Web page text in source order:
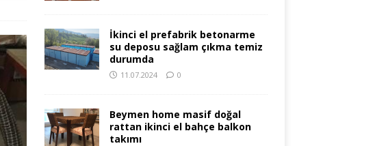
İkinci el prefabrik betonarme
su deposu sağlam çıkma temiz
durumda
11.07.2024 0
Beymen home masif doğal
rattan ikinci el bahçe balkon
takımı